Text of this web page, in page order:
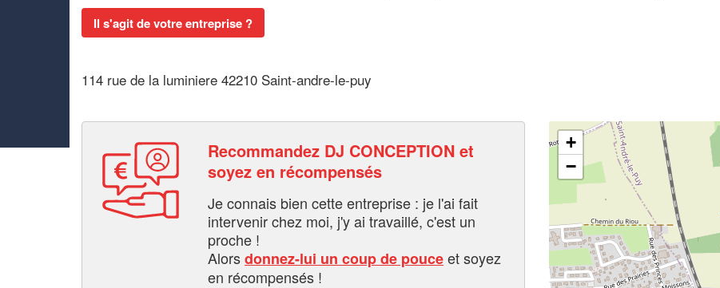
Il s'agit de votre entreprise ?
114 rue de la luminiere 42210 Saint-andre-le-puy
Recommandez DJ CONCEPTION et
soyez en récompensés
Je connais bien cette entreprise : je l'ai fait
intervenir chez moi, j'y ai travaillé, c'est un
proche !
Alorsdonnez-lui un coup de pouceet soyez
en récompensés !
+
−